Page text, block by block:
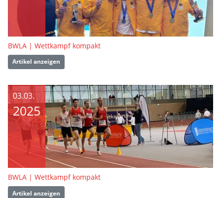
BWLA | Wettkampf kompakt
Artikel anzeigen
03.03.
2025
BWLA | Wettkampf kompakt
Artikel anzeigen